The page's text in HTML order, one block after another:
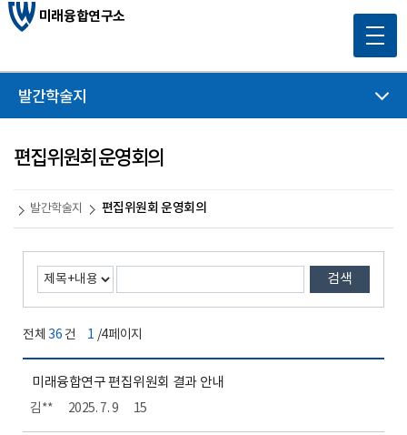
미래융합연구소
발간학술지
편집위원회 운영회의
발간학술지 편집위원회 운영회의
검색
전체 36 건 1 /4페이지
미래융합연구 편집위원회 결과 안내
김** 2025. 7. 9 15